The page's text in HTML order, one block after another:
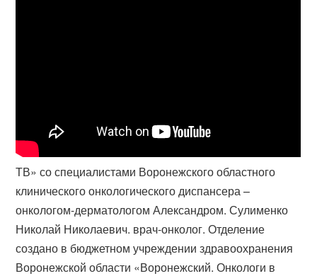
ТВ» со специалистами Воронежского областного
клинического онкологического диспансера –
онкологом-дерматологом Александром. Сулименко
Николай Николаевич. врач-онколог. Отделение
создано в бюджетном учреждении здравоохранения
Воронежской области «​Воронежский. Онкологи в